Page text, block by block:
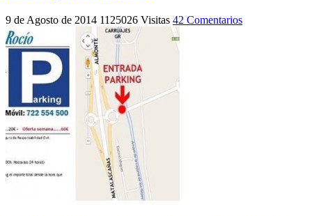
9 de Agosto de 2014 1125026 Visitas 42 Comentarios